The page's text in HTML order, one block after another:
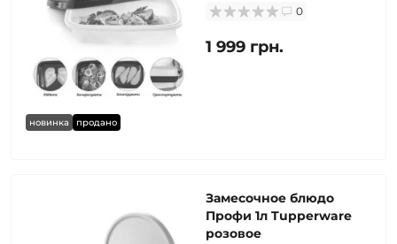
новинка продано
0
1 999 грн.
Замесочное блюдо
Профи 1л Tupperware
розовое